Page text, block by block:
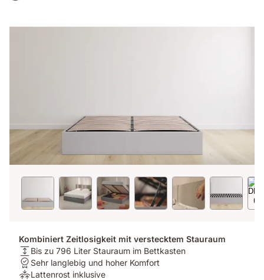
Kombiniert Zeitlosigkeit mit verstecktem Stauraum
Matratzenhöhe:
Bis
zu
Bis zu 796 Liter Stauraum im Bettkasten
Garantie:
Sehr
Sehr langlebig und hoher Komfort
Druckentlastung:
Lattenrost inklusive